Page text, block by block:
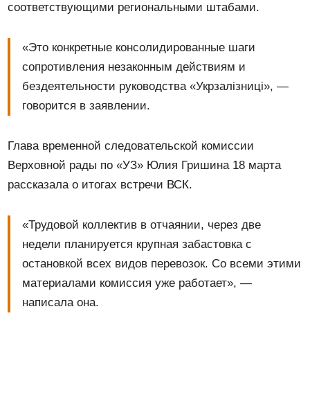
соответствующими региональными штабами.
«Это конкретные консолидированные шаги
сопротивления незаконным действиям и
бездеятельности руководства «Укрзалізниці», —
говорится в заявлении.
Глава временной следовательской комиссии
Верховной рады по «УЗ» Юлия Гришина 18 марта
рассказала о итогах встречи ВСК.
«Трудовой коллектив в отчаянии, через две
недели планируется крупная забастовка с
остановкой всех видов перевозок. Со всеми этими
материалами комиссия уже работает», —
написала она.